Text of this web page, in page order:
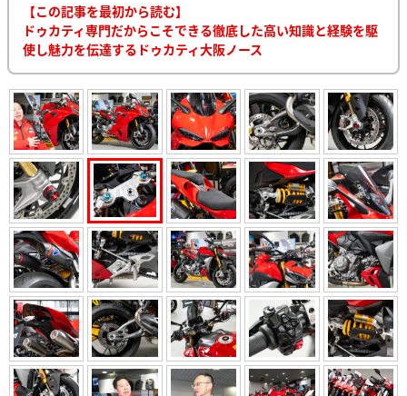
【この記事を最初から読む】
ドゥカティ専門だからこそできる徹底した高い知識と経験を駆
使し魅力を伝達するドゥカティ大阪ノース